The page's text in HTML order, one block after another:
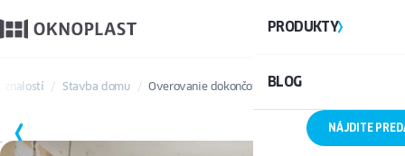
PRODUKTY
BLOG
NÁJDITE
znalostí Stavba domu Overovanie dokončovacích prác – čo skontrolovať?
ULOŽIŤ